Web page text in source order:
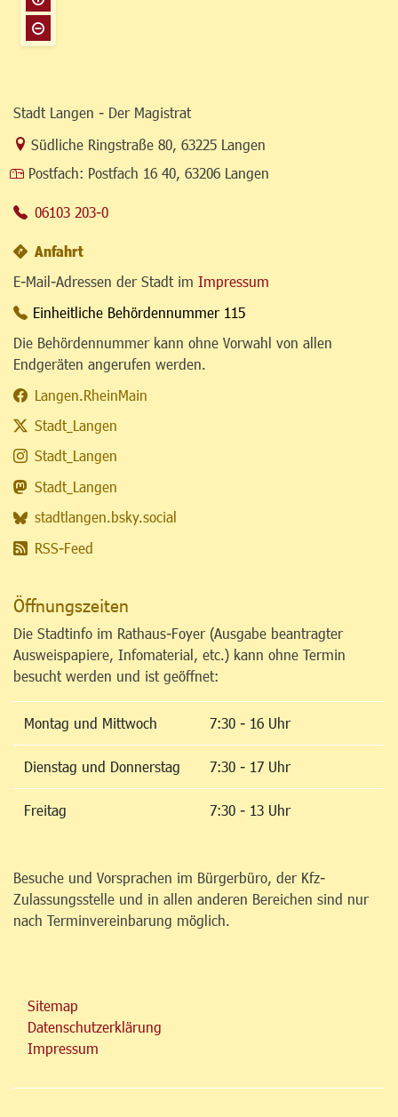
Stadt Langen - Der Magistrat
Link zur Google-Maps Navigation
Südliche Ringstraße 80, 63225 Langen
Postfach: Postfach 16 40, 63206 Langen
06103 203-0
Anfahrt
E-Mail-Adressen der Stadt im Impressum
Einheitliche Behördennummer 115
Die Behördennummer kann ohne Vorwahl von allen
Endgeräten angerufen werden.
Langen.RheinMain
Stadt_Langen
Stadt_Langen
Stadt_Langen
stadtlangen.bsky.social
RSS-Feed
Öffnungszeiten
Die Stadtinfo im Rathaus-Foyer (Ausgabe beantragter
Ausweispapiere, Infomaterial, etc.) kann ohne Termin
besucht werden und ist geöffnet:
Montag und Mittwoch 7:30 - 16 Uhr
Dienstag und Donnerstag 7:30 - 17 Uhr
Freitag 7:30 - 13 Uhr
Besuche und Vorsprachen im Bürgerbüro, der Kfz-
Zulassungsstelle und in allen anderen Bereichen sind nur
nach Terminvereinbarung möglich.
Sitemap
Datenschutzerklärung
Impressum